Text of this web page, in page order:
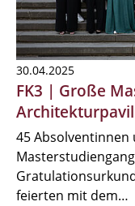
30.04.2025
FK3 | Große
45 Absolventinnen
feierten mit dem…